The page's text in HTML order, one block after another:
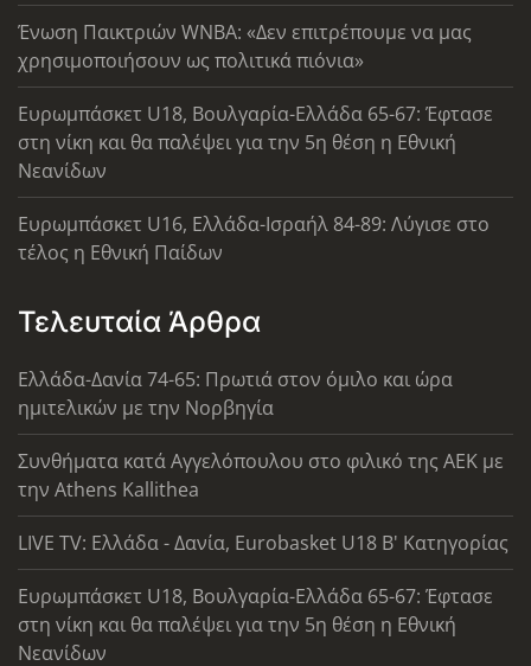
Ένωση Παικτριών WNBA: «Δεν επιτρέπουμε να μας
χρησιμοποιήσουν ως πολιτικά πιόνια»
Ευρωμπάσκετ U18, Βουλγαρία-Ελλάδα 65-67: Έφτασε
στη νίκη και θα παλέψει για την 5η θέση η Εθνική
Νεανίδων
Ευρωμπάσκετ U16, Ελλάδα-Ισραήλ 84-89: Λύγισε στο
τέλος η Εθνική Παίδων
Τελευταία Άρθρα
Ελλάδα-Δανία 74-65: Πρωτιά στον όμιλο και ώρα
ημιτελικών με την Νορβηγία
Συνθήματα κατά Αγγελόπουλου στο φιλικό της ΑΕΚ με
την Athens Kallithea
LIVE TV: Ελλάδα - Δανία, Eurobasket U18 Β' Κατηγορίας
Ευρωμπάσκετ U18, Βουλγαρία-Ελλάδα 65-67: Έφτασε
στη νίκη και θα παλέψει για την 5η θέση η Εθνική
Νεανίδων